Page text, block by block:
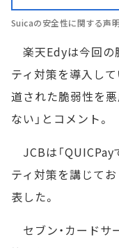
Suicaの安全性に関する声
楽天Edyは今回の
ティ対策を導入し
道された脆弱性を
ない」とコメント。
JCBは「QUICPay
ティ対策を講じてお
表した。
セブン・カードサ